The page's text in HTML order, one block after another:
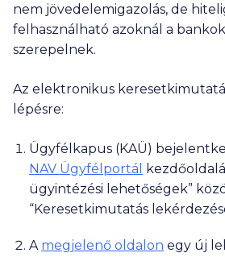
nem jövedelemigazolás, de
felhasználható azoknál a
szerepelnek.
Az elektronikus
lépésre:
Ügyfélkapus (KAÜ)
NAV Ügyfélportál
ügyintézési lehetőségek”
“Keresetkimutatás
A megjelenő oldalon egy új